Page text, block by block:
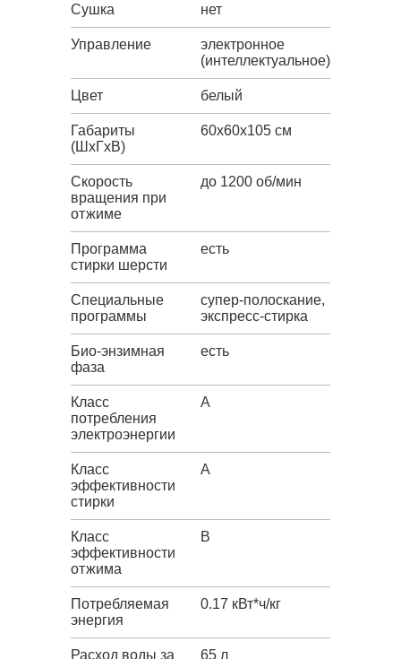
Сушка нет
Управление
электронное
(интеллектуальное)
Цвет белый
Габариты
(ШxГxВ)
60x60x105 см
Скорость
вращения при
отжиме
до 1200 об/мин
Программа
стирки шерсти
есть
Специальные
программы
супер-полоскание,
экспресс-стирка
Био-энзимная
фаза
есть
Класс
потребления
электроэнергии
A
Класс
эффективности
стирки
A
Класс
эффективности
отжима
B
Потребляемая
энергия
0.17 кВт*ч/кг
Расход воды за
65 л